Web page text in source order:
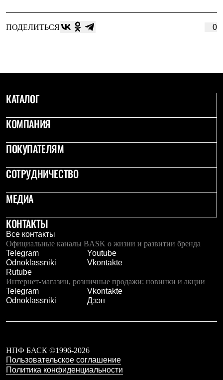
ПОДЕЛИТЬСЯ 0
КАТАЛОГ
КОМПАНИЯ
ПОКУПАТЕЛЯМ
СОТРУДНИЧЕСТВО
МЕДИА
КОНТАКТЫ
Все контакты
Официальные каналы BASK о жизни и развитии бренда
Telegram
Youtube
Odnoklassniki
Vkontakte
Rutube
Интернет-магазин, розничные продажи: новинки и акции
Telegram
Vkontakte
Odnoklassniki
Дзэн
НПФ БАСК ©1996-2026
Пользовательское соглашение
Политика конфиденциальности